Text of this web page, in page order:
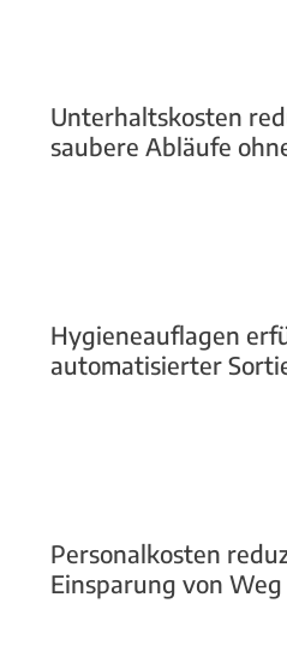
Unterhaltskosten
saubere Abläufe
Hygieneauflagen
automatisierter
Personalkosten
Einsparung von